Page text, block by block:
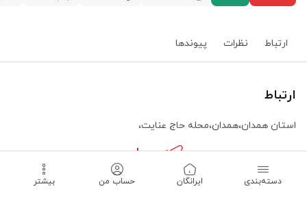
ارتباط نظرات پیوند‌ها
ارتباط
استان همدان،همدان،محله حاج عنایت،
مسیریابی
دسته‌بندی ‌ایرانگان حساب من بیشتر